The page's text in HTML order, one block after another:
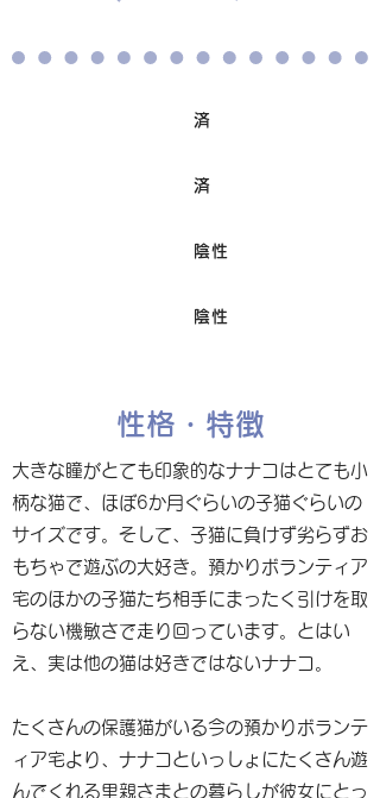
済
済
陰性
陰性
性格・特徴
大きな瞳がとても印象的なナナコはとても小
柄な猫で、ほぼ6か月ぐらいの子猫ぐらいの
サイズです。そして、子猫に負けず劣らずお
もちゃで遊ぶの大好き。預かりボランティア
宅のほかの子猫たち相手にまったく引けを取
らない機敏さで走り回っています。とはい
え、実は他の猫は好きではないナナコ。
たくさんの保護猫がいる今の預かりボランテ
ィア宅より、ナナコといっしょにたくさん遊
んでくれる里親さまとの暮らしが彼女にとっ